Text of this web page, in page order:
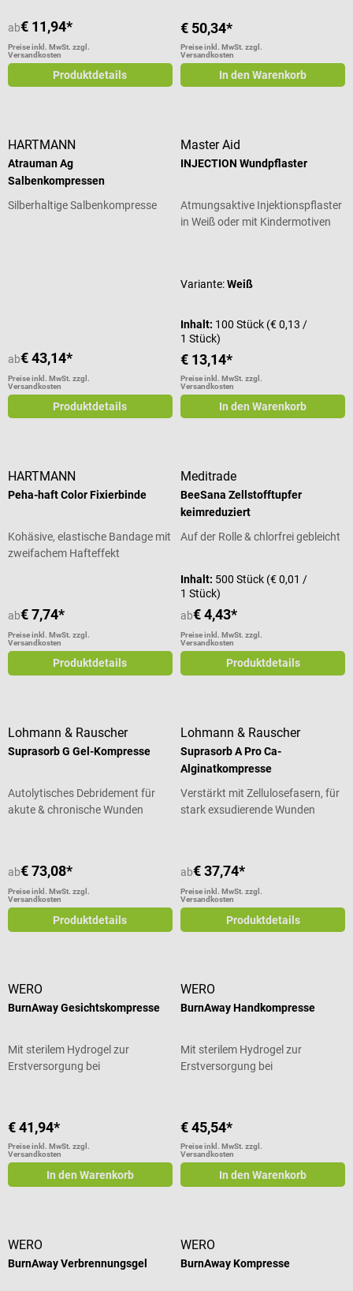
ab€ 11,94*
Preise inkl. MwSt. zzgl.
Versandkosten
Produktdetails
€ 50,34*
Preise inkl. MwSt. zzgl.
Versandkosten
In den Warenkorb
HARTMANN
Atrauman Ag
Salbenkompressen
Silberhaltige Salbenkompresse
ab€ 43,14*
Preise inkl. MwSt. zzgl.
Versandkosten
Produktdetails
Master Aid
INJECTION Wundpflaster
Atmungsaktive Injektionspflaster
in Weiß oder mit Kindermotiven
Variante:Weiß
Inhalt: 100 Stück (€ 0,13 /
1 Stück)
€ 13,14*
Preise inkl. MwSt. zzgl.
Versandkosten
In den Warenkorb
HARTMANN
Peha-haft Color Fixierbinde
Kohäsive, elastische Bandage mit
zweifachem Hafteffekt
ab€ 7,74*
Preise inkl. MwSt. zzgl.
Versandkosten
Produktdetails
Meditrade
BeeSana Zellstofftupfer
keimreduziert
Auf der Rolle & chlorfrei gebleicht
Inhalt: 500 Stück (€ 0,01 /
1 Stück)
ab€ 4,43*
Preise inkl. MwSt. zzgl.
Versandkosten
Produktdetails
Lohmann & Rauscher
Suprasorb G Gel-Kompresse
Autolytisches Debridement für
akute & chronische Wunden
ab€ 73,08*
Preise inkl. MwSt. zzgl.
Versandkosten
Produktdetails
Lohmann & Rauscher
Suprasorb A Pro Ca-
Alginatkompresse
Verstärkt mit Zellulosefasern, für
stark exsudierende Wunden
ab€ 37,74*
Preise inkl. MwSt. zzgl.
Versandkosten
Produktdetails
WERO
BurnAway Gesichtskompresse
Mit sterilem Hydrogel zur
Erstversorgung bei
€ 41,94*
Preise inkl. MwSt. zzgl.
Versandkosten
In den Warenkorb
WERO
BurnAway Handkompresse
Mit sterilem Hydrogel zur
Erstversorgung bei
€ 45,54*
Preise inkl. MwSt. zzgl.
Versandkosten
In den Warenkorb
WERO
BurnAway Verbrennungsgel
WERO
BurnAway Kompresse